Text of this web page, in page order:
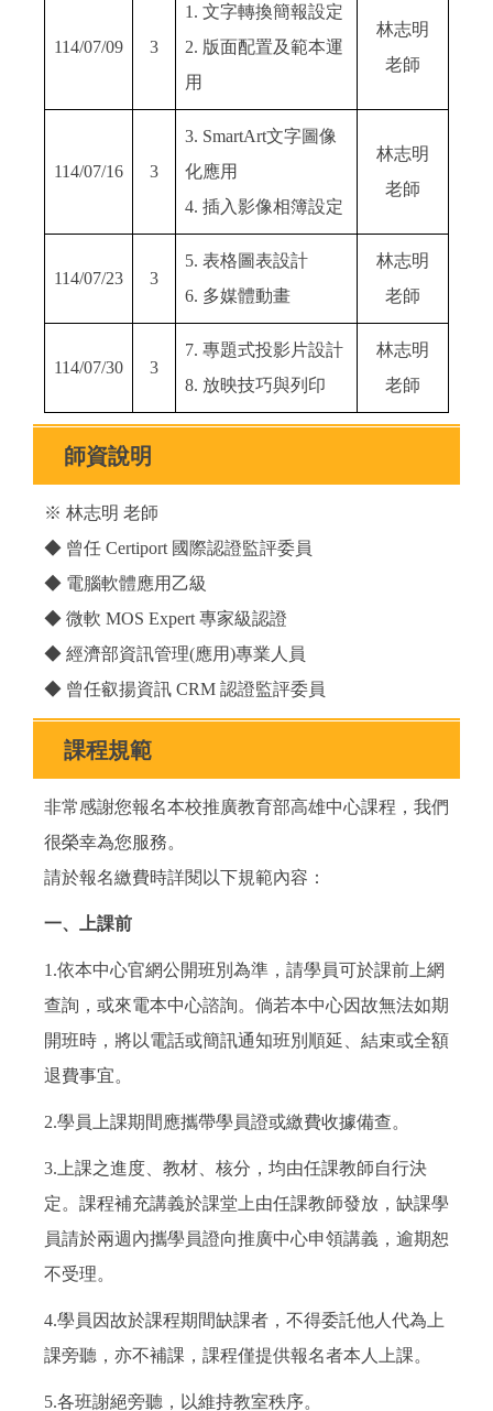
114/07/09 3
1. 文字轉換簡報設定
2. 版面配置及範本運
用
林志明
老師
114/07/16 3
3. SmartArt文字圖像
化應用
4. 插入影像相簿設定
林志明
老師
114/07/23 3
5. 表格圖表設計
6. 多媒體動畫
林志明
老師
114/07/30 3
7. 專題式投影片設計
8. 放映技巧與列印
林志明
老師
師資說明
※ 林志明 老師
◆ 曾任 Certiport 國際認證監評委員
◆ 電腦軟體應用乙級
◆ 微軟 MOS Expert 專家級認證
◆ 經濟部資訊管理(應用)專業人員
◆ 曾任叡揚資訊 CRM 認證監評委員
課程規範
非常感謝您報名本校推廣教育部高雄中心課程，我們
很榮幸為您服務。
請於報名繳費時詳閱以下規範內容：
一、上課前
1.依本中心官網公開班別為準，請學員可於課前上網
查詢，或來電本中心諮詢。倘若本中心因故無法如期
開班時，將以電話或簡訊通知班別順延、結束或全額
退費事宜。
2.學員上課期間應攜帶學員證或繳費收據備查。
3.上課之進度、教材、核分，均由任課教師自行決
定。課程補充講義於課堂上由任課教師發放，缺課學
員請於兩週內攜學員證向推廣中心申領講義，逾期恕
不受理。
4.學員因故於課程期間缺課者，不得委託他人代為上
課旁聽，亦不補課，課程僅提供報名者本人上課。
5.各班謝絕旁聽，以維持教室秩序。